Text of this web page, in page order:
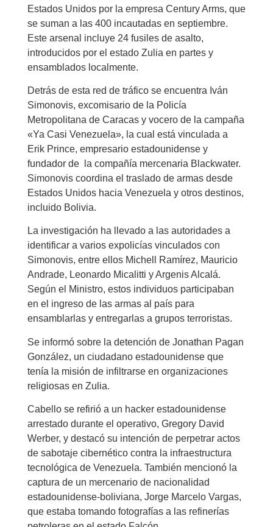
Estados Unidos por la empresa Century Arms, que
se suman a las 400 incautadas en septiembre.
Este arsenal incluye 24 fusiles de asalto,
introducidos por el estado Zulia en partes y
ensamblados localmente.
Detrás de esta red de tráfico se encuentra Iván
Simonovis, excomisario de la Policía
Metropolitana de Caracas y vocero de la campaña
«Ya Casi Venezuela», la cual está vinculada a
Erik Prince, empresario estadounidense y
fundador de la compañía mercenaria Blackwater.
Simonovis coordina el traslado de armas desde
Estados Unidos hacia Venezuela y otros destinos,
incluido Bolivia.
La investigación ha llevado a las autoridades a
identificar a varios expolicías vinculados con
Simonovis, entre ellos Michell Ramírez, Mauricio
Andrade, Leonardo Micalitti y Argenis Alcalá.
Según el Ministro, estos individuos participaban
en el ingreso de las armas al país para
ensamblarlas y entregarlas a grupos terroristas.
Se informó sobre la detención de Jonathan Pagan
González, un ciudadano estadounidense que
tenía la misión de infiltrarse en organizaciones
religiosas en Zulia.
Cabello se refirió a un hacker estadounidense
arrestado durante el operativo, Gregory David
Werber, y destacó su intención de perpetrar actos
de sabotaje cibernético contra la infraestructura
tecnológica de Venezuela. También mencionó la
captura de un mercenario de nacionalidad
estadounidense-boliviana, Jorge Marcelo Vargas,
que estaba tomando fotografías a las refinerías